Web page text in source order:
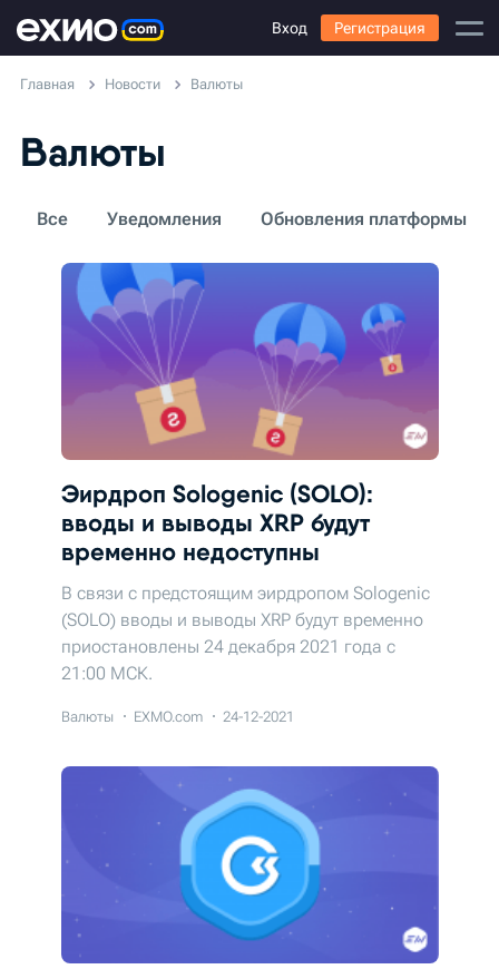
Вход Регистрация
Главная Новости Валюты
Валюты
Все Уведомления Обновления платформы
Эирдроп Sologenic (SOLO):
вводы и выводы XRP будут
временно недоступны
В связи с предстоящим эирдропом Sologenic
(SOLO) вводы и выводы XRP будут временно
приостановлены 24 декабря 2021 года c
21:00 МСК.
Валюты EXMO.com 24-12-2021